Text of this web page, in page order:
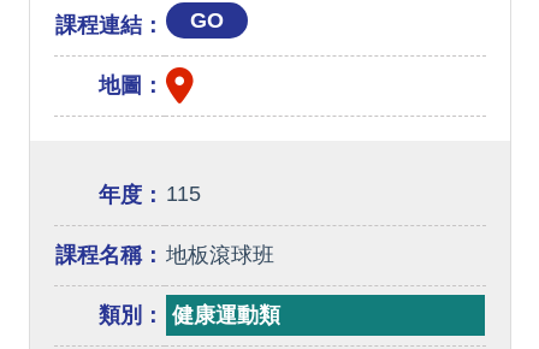
課程連結： GO
地圖：
年度： 115
課程名稱： 地板滾球班
類別： 健康運動類